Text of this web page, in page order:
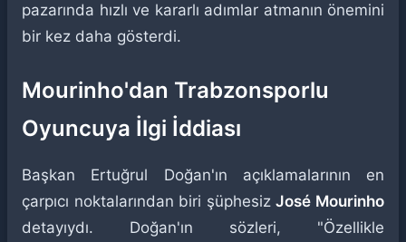
pazarında hızlı ve kararlı adımlar atmanın önemini
bir kez daha gösterdi.
Mourinho'dan Trabzonsporlu
Oyuncuya İlgi İddiası
Başkan Ertuğrul Doğan'ın açıklamalarının en
çarpıcı noktalarından biri şüphesizJosé Mourinho
detayıydı. Doğan'ın sözleri, "Özellikle